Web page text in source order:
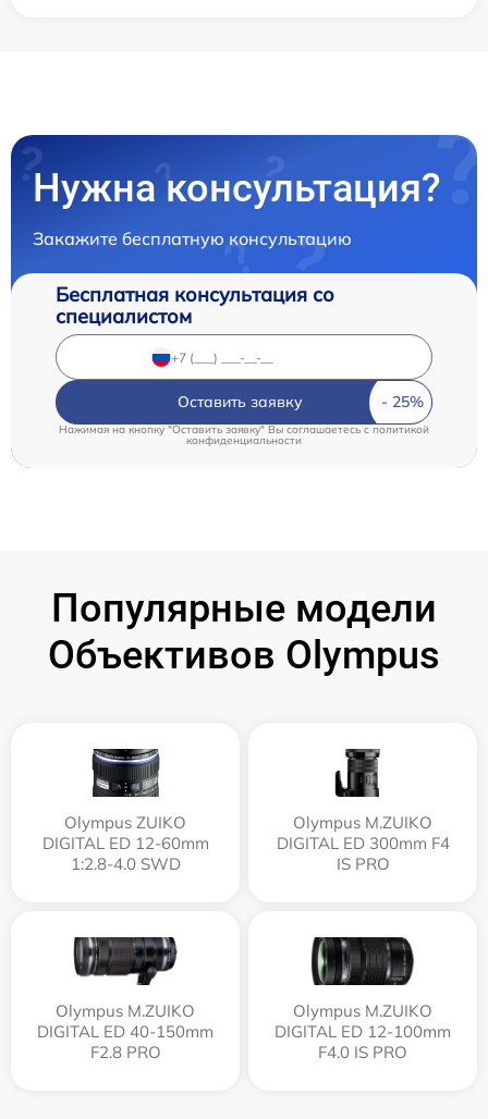
Нужна консультация?
Закажите бесплатную консультацию
Бесплатная консультация со
специалистом
Оставить заявку
Нажимая на кнопку "Оставить заявку" Вы соглашаетесь c политикой
конфиденциальности
Популярные модели
Объективов Olympus
Olympus ZUIKO
DIGITAL ED 12-60mm
1:2.8-4.0 SWD
Olympus M.ZUIKO
DIGITAL ED 300mm F4
IS PRO
Olympus M.ZUIKO
DIGITAL ED 40-150mm
F2.8 PRO
Olympus M.ZUIKO
DIGITAL ED 12‑100mm
F4.0 IS PRO